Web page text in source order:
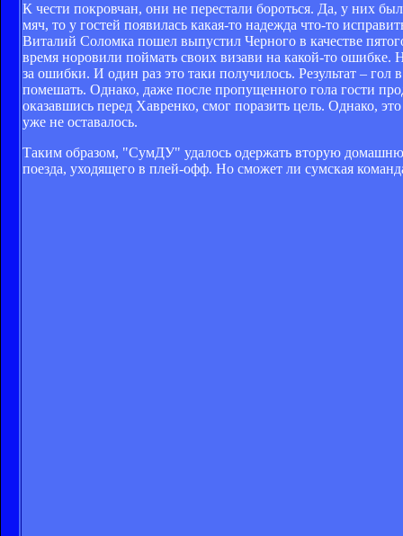
К чести покровчан, они не перестали бороться. Да, у них
мяч, то у гостей появилась какая-то надежда что-то
Виталий Соломка пошел выпустил Черного в качестве
время норовили поймать своих визави на какой-то ошибке.
за ошибки. И один раз это таки получилось. Результат –
помешать. Однако, даже после пропущенного гола гости
оказавшись перед Хавренко, смог поразить цель. Однако,
уже не оставалось.
Таким образом, "СумДУ" удалось одержать вторую
поезда, уходящего в плей-офф. Но сможет ли сумская